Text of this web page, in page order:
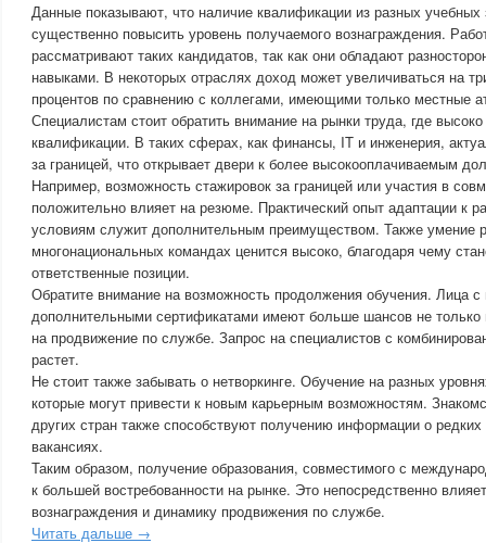
Данные показывают, что наличие квалификации из разных
существенно повысить уровень получаемого вознаграждения.
рассматривают таких кандидатов, так как они обладают
навыками. В некоторых отраслях доход может увеличиваться на
процентов по сравнению с коллегами, имеющими только местные
Специалистам стоит обратить внимание на рынки труда, где
квалификации. В таких сферах, как финансы, IT и инженерия,
за границей, что открывает двери к более высокооплачиваемым
Например, возможность стажировок за границей или участия в
положительно влияет на резюме. Практический опыт адаптации к
условиям служит дополнительным преимуществом. Также умение
многонациональных командах ценится высоко, благодаря чему
ответственные позиции.
Обратите внимание на возможность продолжения обучения. Лица
дополнительными сертификатами имеют больше шансов не только
на продвижение по службе. Запрос на специалистов с
растет.
Не стоит также забывать о нетворкинге. Обучение на разных
которые могут привести к новым карьерным возможностям.
других стран также способствуют получению информации о
вакансиях.
Таким образом, получение образования, совместимого с
к большей востребованности на рынке. Это непосредственно
вознаграждения и динамику продвижения по службе.
Читать дальше →